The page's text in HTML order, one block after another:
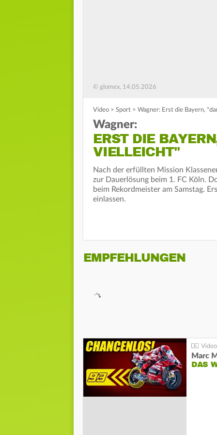
© glomex, 14.05.2026
Video > Sport > Wagner: Erst die Bayern,
Wagner:
ERST DIE
VIELLEICHT"
Nach der erfüllten Mission
zur Dauerlösung beim 1. FC Köln.
beim Rekordmeister am Samstag.
einlassen.
EMPFEHLUNGEN
DAS